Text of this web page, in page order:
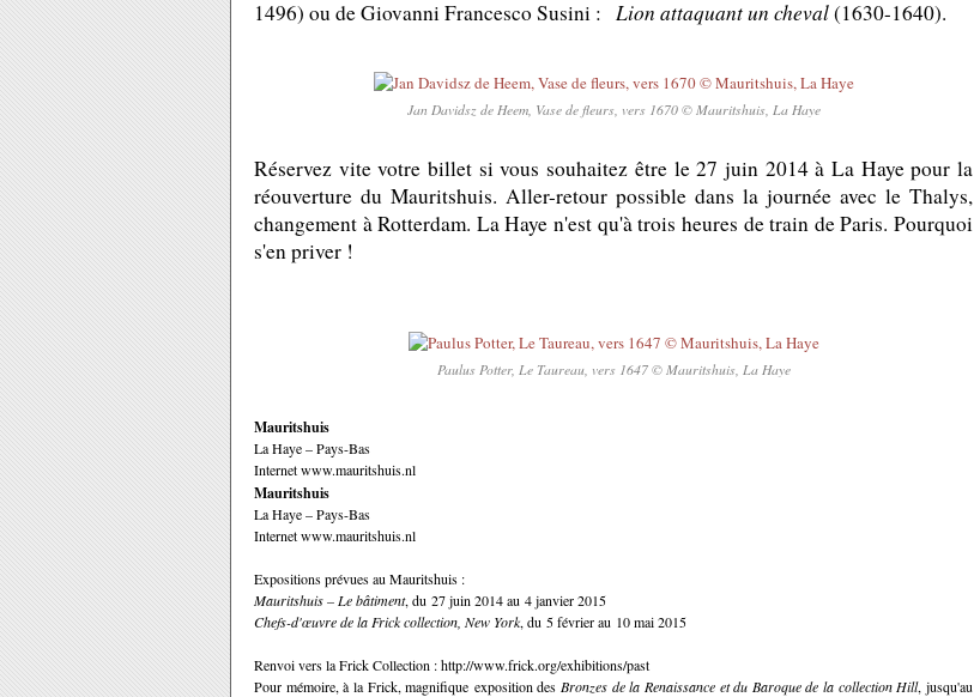
1496) ou de Giovanni Francesco Susini : Lion attaquant un cheval(1630-1640).
Jan Davidsz de Heem, Vase de fleurs, vers 1670 © Mauritshuis, La Haye
Réservez vite votre billet si vous souhaitez être le 27 juin 2014 à La Haye pour la
réouverture du Mauritshuis. Aller-retour possible dans la journée avec le Thalys,
changement à Rotterdam. La Haye n'est qu'à trois heures de train de Paris. Pourquoi
s'en priver !
Paulus Potter, Le Taureau, vers 1647 © Mauritshuis, La Haye
Mauritshuis
La Haye – Pays-Bas
Internet www.mauritshuis.nl
Mauritshuis
La Haye – Pays-Bas
Internet www.mauritshuis.nl
Expositions prévues au Mauritshuis :
Mauritshuis – Le bâtiment, du 27 juin 2014 au 4 janvier 2015
Chefs-d'œuvre de la Frick collection, New York, du 5 février au 10 mai 2015
Renvoi vers la Frick Collection : http://www.frick.org/exhibitions/past
Pour mémoire, à la Frick, magnifique exposition des Bronzes de la Renaissance et du Baroque de la collection Hill, jusqu'au